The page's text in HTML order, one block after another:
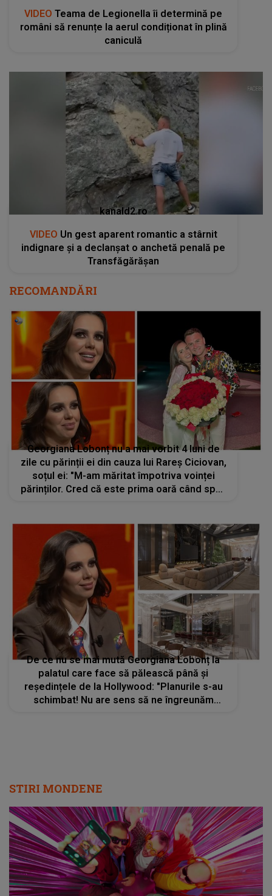
VIDEO Teama de Legionella îi determină pe
români să renunțe la aerul condiționat în plină
caniculă
kanald2.ro
VIDEO Un gest aparent romantic a stârnit
indignare și a declanșat o anchetă penală pe
Transfăgărășan
RECOMANDĂRI
Georgiana Lobonț nu a mai vorbit 4 luni de
zile cu părinții ei din cauza lui Rareș Ciciovan,
soțul ei: "M-am măritat împotriva voinței
părinților. Cred că este prima oară când spun
De ce nu se mai mută Georgiana Lobonț la
palatul care face să pălească până și
reședințele de la Hollywood: "Planurile s-au
schimbat! Nu are sens să ne îngreunăm
STIRI MONDENE